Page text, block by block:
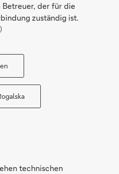
der für die
zuständig ist.
technischen